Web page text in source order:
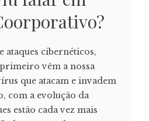
ataques cibernéticos,
vêm a nossa
que atacam e invadem
com a evolução da
estão cada vez mais